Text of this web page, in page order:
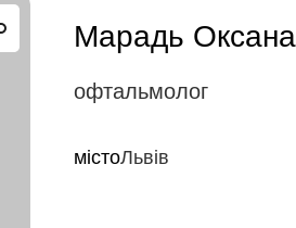
Марадь Оксана
офтальмолог
містоЛьвів